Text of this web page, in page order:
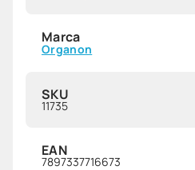
Marca
Organon
SKU
11735
EAN
7897337716673